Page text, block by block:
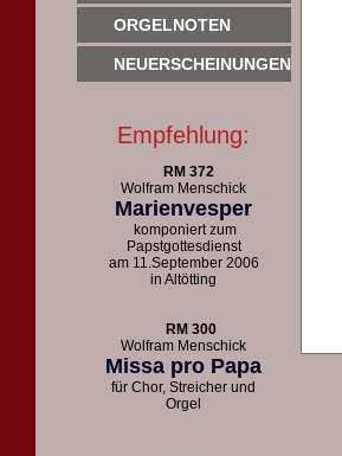
ORGELNOTEN
NEUERSCHEINUNGEN
Empfehlung:
RM 372
Wolfram Menschick
Marienvesper
komponiert zum
Papstgottesdienst
am 11.September 2006
in Altötting
RM 300
Wolfram Menschick
Missa pro Papa
für Chor, Streicher und
Orgel